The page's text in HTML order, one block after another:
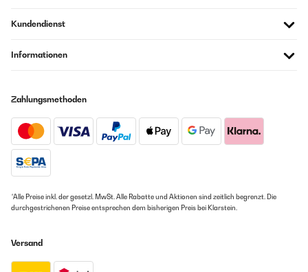
Kundendienst
Informationen
Zahlungsmethoden
*Alle Preise inkl. der gesetzl. MwSt. Alle Rabatte und Aktionen sind zeitlich begrenzt. Die
durchgestrichenen Preise entsprechen dem bisherigen Preis bei Klarstein.
Versand